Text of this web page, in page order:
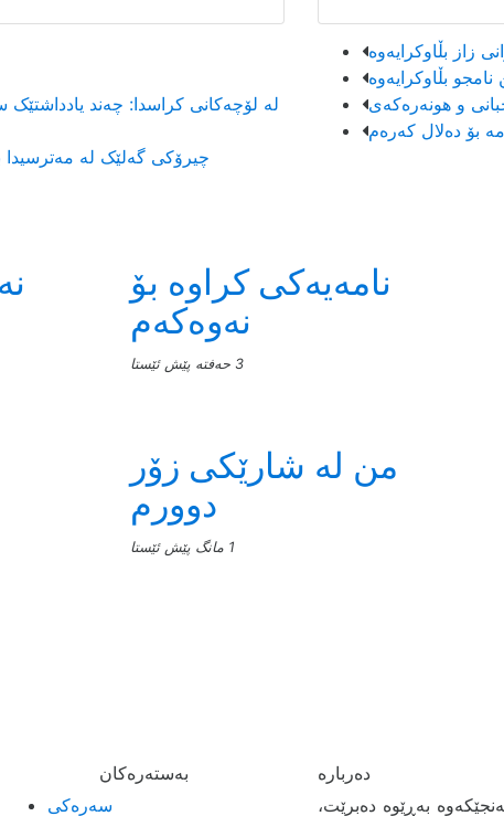
لە لۆچەکانی کراسدا: چەند
نامەیەکی کراوە بۆ
نەوەکەم
3 حەفتە پێش ئێستا
من له‌ شارێکی زۆر
دوورم
1 مانگ پێش ئێستا
به‌سته‌ره‌كان
سەرەکی
بەڕێوە دەبرێت،